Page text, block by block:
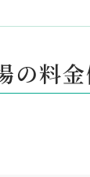
の料